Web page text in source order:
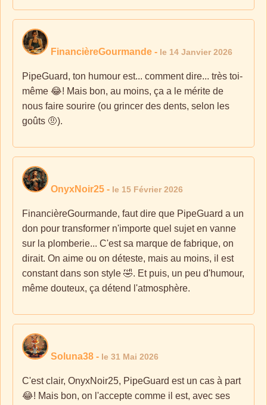
FinancièreGourmande - le 14 Janvier 2026
PipeGuard, ton humour est... comment dire... très toi-
même 😂! Mais bon, au moins, ça a le mérite de
nous faire sourire (ou grincer des dents, selon les
goûts 🤨).
OnyxNoir25 - le 15 Février 2026
FinancièreGourmande, faut dire que PipeGuard a un
don pour transformer n'importe quel sujet en vanne
sur la plomberie... C'est sa marque de fabrique, on
dirait. On aime ou on déteste, mais au moins, il est
constant dans son style 🤣. Et puis, un peu d'humour,
même douteux, ça détend l'atmosphère.
Soluna38 - le 31 Mai 2026
C'est clair, OnyxNoir25, PipeGuard est un cas à part
😂! Mais bon, on l'accepte comme il est, avec ses